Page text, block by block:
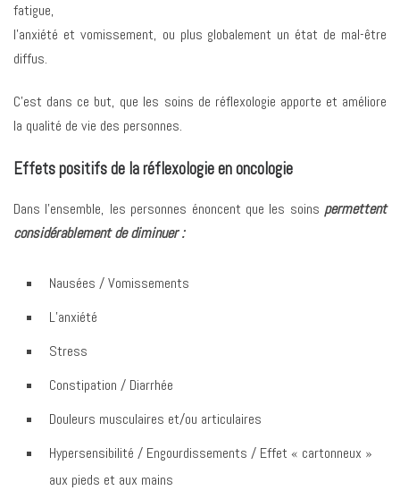
fatigue,
l’anxiété et vomissement, ou plus globalement un état de mal-être
diffus.
C’est dans ce but, que les soins de réflexologie apporte et améliore
la qualité de vie des personnes.
Effets positifs de la réflexologie en oncologie
Dans l’ensemble, les personnes énoncent que les soins permettent
considérablement de diminuer :
Nausées / Vomissements
L’anxiété
Stress
Constipation / Diarrhée
Douleurs musculaires et/ou articulaires
Hypersensibilité / Engourdissements / Effet « cartonneux »
aux pieds et aux mains